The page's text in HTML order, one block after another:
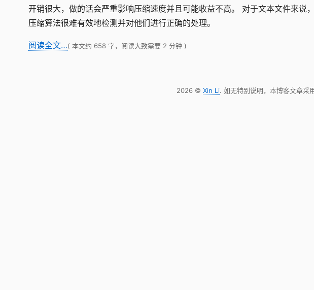
开销很大，做的话会严重影响压缩速度并且可能收益不高。 对于文本文件来
压缩算法很难有效地检测并对他们进行正确的处理。
阅读全文…( 本文约 658 字，阅读大致需要 2 分钟 )
2026 © Xin Li. 如无特别说明，本博客文章采